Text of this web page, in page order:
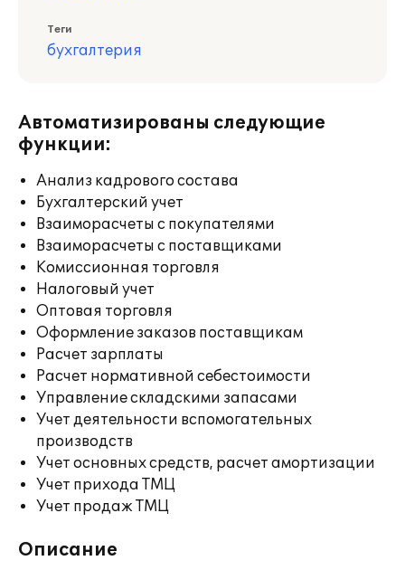
Теги
бухгалтерия
Автоматизированы следующие
функции:
Анализ кадрового состава
Бухгалтерский учет
Взаиморасчеты с покупателями
Взаиморасчеты с поставщиками
Комиссионная торговля
Налоговый учет
Оптовая торговля
Оформление заказов поставщикам
Расчет зарплаты
Расчет нормативной себестоимости
Управление складскими запасами
Учет деятельности вспомогательных
производств
Учет основных средств, расчет амортизации
Учет прихода ТМЦ
Учет продаж ТМЦ
Описание